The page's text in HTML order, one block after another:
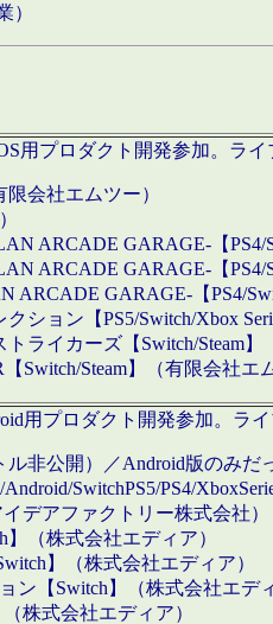
）
用プロダクト開発参加。ライ
限会社エムツー）
ARCADE GARAGE-【PS4/
ARCADE GARAGE-【PS4/
ARCADE GARAGE-【PS4/
ション【PS5/Switch/Xbox
ライカーズ【Switch/Steam】
Switch/Steam】（有限会社エ
用プロダクト開発参加。ラ
非公開）／Android版のみ
SwitchPS5/PS4/
デアファクトリー株式会社）
（株式会社エディア）
】（株式会社エディア）
ン【Switch】（株式会社エデ
株式会社エディア）